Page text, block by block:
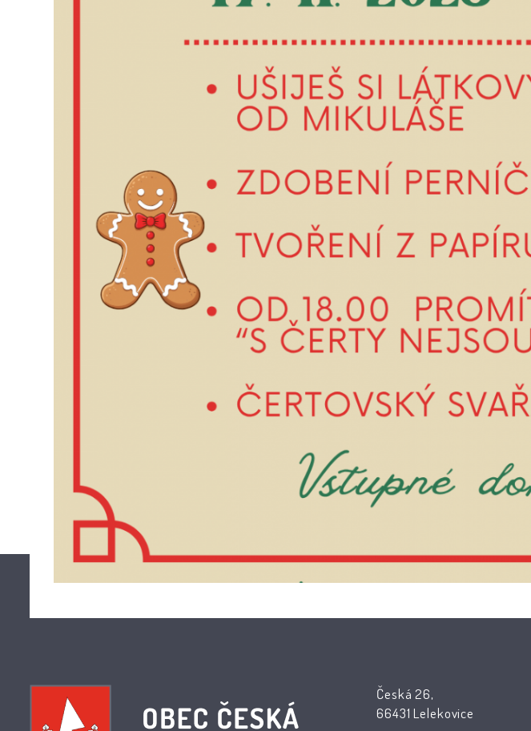
Česká 26,
66431 Lelekovice